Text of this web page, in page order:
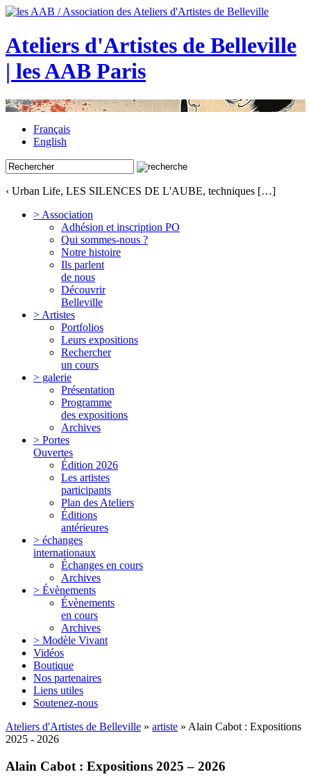
Ateliers d'Artistes de Belleville
| les AAB Paris
Français
English
‹ Urban Life, LES SILENCES DE L'AUBE, techniques […]
> Association
Adhésion et inscription PO
Qui sommes-nous ?
Notre histoire
Ils parlent
de nous
Découvrir
Belleville
> Artistes
Portfolios
Leurs expositions
Rechercher
un cours
> galerie
Présentation
Programme
des expositions
Archives
> Portes
Ouvertes
Édition 2026
Les artistes
participants
Plan des Ateliers
Éditions
antérieures
> échanges
internationaux
Échanges en cours
Archives
> Évènements
Évènements
en cours
Archives
> Modèle Vivant
Vidéos
Boutique
Nos partenaires
Liens utiles
Soutenez-nous
Ateliers d'Artistes de Belleville » artiste » Alain Cabot : Expositions
2025 - 2026
Alain Cabot : Expositions 2025 – 2026